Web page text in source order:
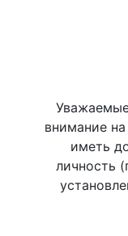
внимание
иметь
личность